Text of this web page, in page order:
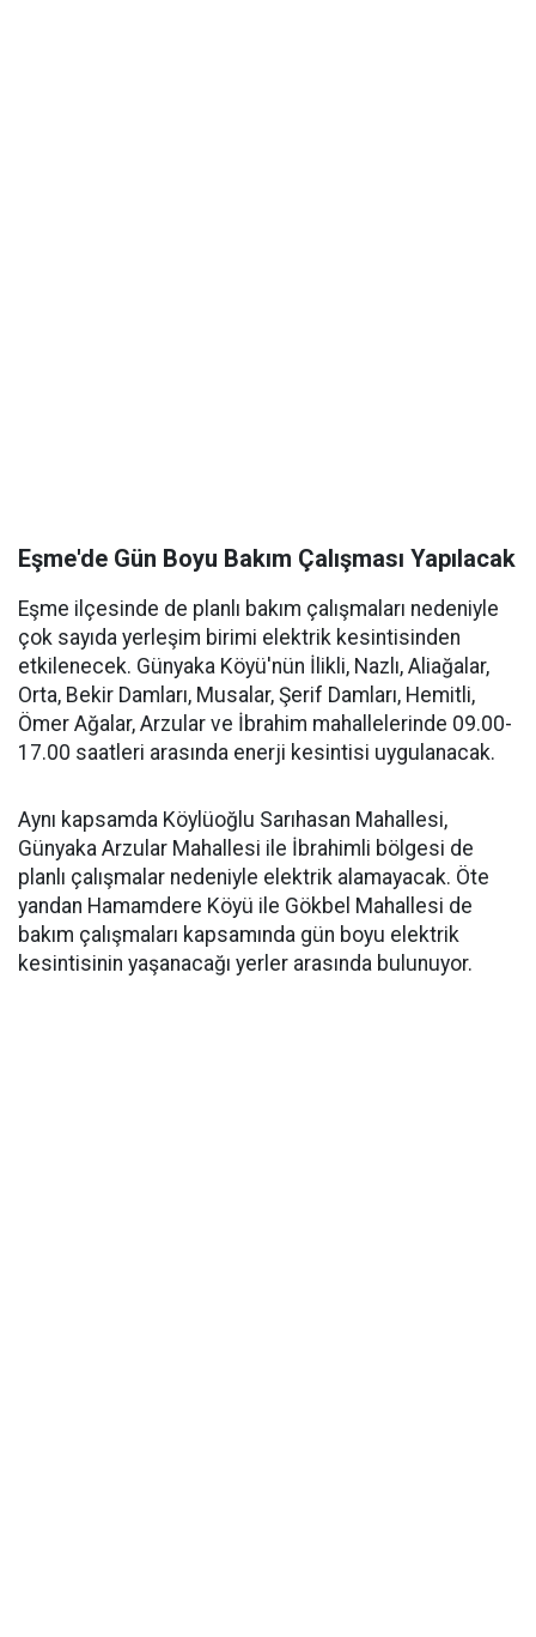
Eşme'de Gün Boyu Bakım Çalışması Yapılacak
Eşme ilçesinde de planlı bakım çalışmaları nedeniyle
çok sayıda yerleşim birimi elektrik kesintisinden
etkilenecek. Günyaka Köyü'nün İlikli, Nazlı, Aliağalar,
Orta, Bekir Damları, Musalar, Şerif Damları, Hemitli,
Ömer Ağalar, Arzular ve İbrahim mahallelerinde 09.00-
17.00 saatleri arasında enerji kesintisi uygulanacak.
Aynı kapsamda Köylüoğlu Sarıhasan Mahallesi,
Günyaka Arzular Mahallesi ile İbrahimli bölgesi de
planlı çalışmalar nedeniyle elektrik alamayacak. Öte
yandan Hamamdere Köyü ile Gökbel Mahallesi de
bakım çalışmaları kapsamında gün boyu elektrik
kesintisinin yaşanacağı yerler arasında bulunuyor.